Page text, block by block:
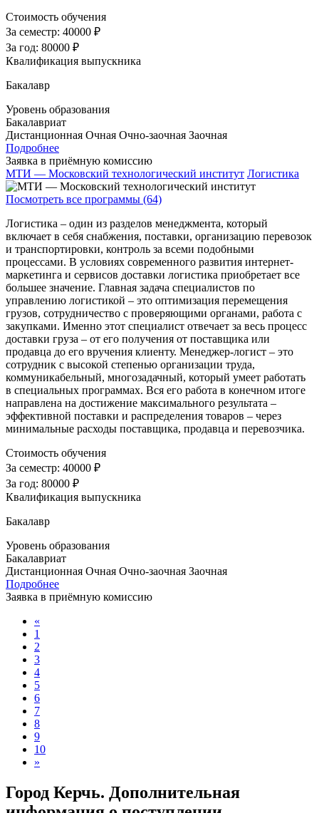
Стоимость обучения
За семестр: 40000 ₽
За год: 80000 ₽
Квалификация выпускника
Бакалавр
Уровень образования
Бакалавриат
Дистанционная Очная Очно-заочная Заочная
Подробнее
Заявка в приёмную комиссию
МТИ — Московский технологический институт Логистика
Посмотреть все программы (64)
Логистика – один из разделов менеджмента, который
включает в себя снабжения, поставки, организацию перевозок
и транспортировки, контроль за всеми подобными
процессами. В условиях современного развития интернет-
маркетинга и сервисов доставки логистика приобретает все
большее значение. Главная задача специалистов по
управлению логистикой – это оптимизация перемещения
грузов, сотрудничество с проверяющими органами, работа с
закупками. Именно этот специалист отвечает за весь процесс
доставки груза – от его получения от поставщика или
продавца до его вручения клиенту. Менеджер-логист – это
сотрудник с высокой степенью организации труда,
коммуникабельный, многозадачный, который умеет работать
в специальных программах. Вся его работа в конечном итоге
направлена на достижение максимального результата –
эффективной поставки и распределения товаров – через
минимальные расходы поставщика, продавца и перевозчика.
Стоимость обучения
За семестр: 40000 ₽
За год: 80000 ₽
Квалификация выпускника
Бакалавр
Уровень образования
Бакалавриат
Дистанционная Очная Очно-заочная Заочная
Подробнее
Заявка в приёмную комиссию
«
1
2
3
4
5
6
7
8
9
10
»
Город Керчь. Дополнительная